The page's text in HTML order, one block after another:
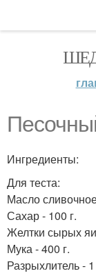
Ингредиенты:
Для теста:
Масло
Сахар - 100 г.
Желтки сырых
Мука - 400 г.
Разрыхлитель -